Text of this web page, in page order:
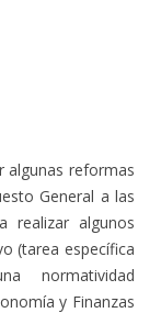
algunas reformas
General a las
realizar algunos
(tarea específica
normatividad
y Finanzas